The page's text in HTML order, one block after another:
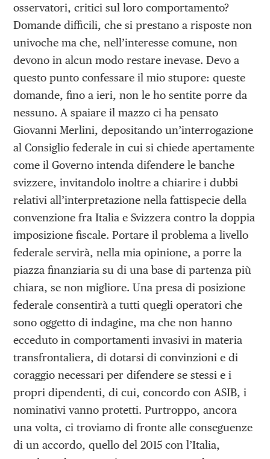
osservatori, critici sul loro comportamento?
Domande difficili, che si prestano a risposte non
univoche ma che, nell’interesse comune, non
devono in alcun modo restare inevase. Devo a
questo punto confessare il mio stupore: queste
domande, fino a ieri, non le ho sentite porre da
nessuno. A spaiare il mazzo ci ha pensato
Giovanni Merlini, depositando un’interrogazione
al Consiglio federale in cui si chiede apertamente
come il Governo intenda difendere le banche
svizzere, invitandolo inoltre a chiarire i dubbi
relativi all’interpretazione nella fattispecie della
convenzione fra Italia e Svizzera contro la doppia
imposizione fiscale. Portare il problema a livello
federale servirà, nella mia opinione, a porre la
piazza finanziaria su di una base di partenza più
chiara, se non migliore. Una presa di posizione
federale consentirà a tutti quegli operatori che
sono oggetto di indagine, ma che non hanno
ecceduto in comportamenti invasivi in materia
transfrontaliera, di dotarsi di convinzioni e di
coraggio necessari per difendere se stessi e i
propri dipendenti, di cui, concordo con ASIB, i
nominativi vanno protetti. Purtroppo, ancora
una volta, ci troviamo di fronte alle conseguenze
di un accordo, quello del 2015 con l’Italia,